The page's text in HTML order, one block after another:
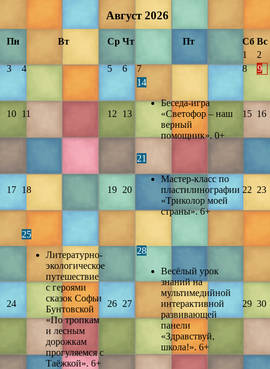
Август 2026
Пн Вт Ср Чт Пт Сб Вс
1
2
3
4 5 6 7 8 9
10 11 12 13
14
Беседа-игра
«Светофор – наш
верный
помощник». 0+
15 16
17 18 19 20
21
Мастер-класс по
пластилинографии
«Триколор моей
страны». 6+
22 23
24
25
Литературно-
экологическое
путешествие
с героями
сказок Софьи
Бунтовской
«По тропкам
и лесным
дорожкам
прогуляемся с
Таёжкой». 6+
26 27
28
Весёлый урок
знаний на
мультимедийной
интерактивной
развивающей
панели
«Здравствуй,
школа!». 6+
29 30